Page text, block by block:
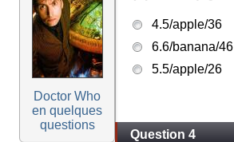
Doctor Who
en quelques
questions
4.5/apple/36
6.6/banana/46
5.5/apple/26
Question 4